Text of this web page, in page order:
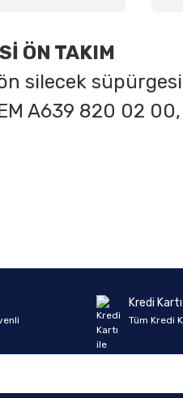
ÖN TAKIM
silecek
A639 820 02
Kredi
Tüm Kredi